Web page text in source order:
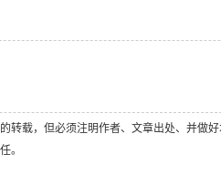
转载，但必须注明作者、文章出处、并做
。